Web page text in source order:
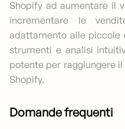
Shopify ad aumentare il
incrementare le
adattamento alle piccole
strumenti e analisi
potente per raggiungere
Shopify.
Domande frequenti